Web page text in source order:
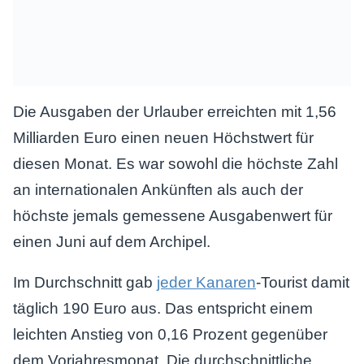
Die Ausgaben der Urlauber erreichten mit 1,56
Milliarden Euro einen neuen Höchstwert für
diesen Monat. Es war sowohl die höchste Zahl
an internationalen Ankünften als auch der
höchste jemals gemessene Ausgabenwert für
einen Juni auf dem Archipel.
Im Durchschnitt gab jeder Kanaren-Tourist damit
täglich 190 Euro aus. Das entspricht einem
leichten Anstieg von 0,16 Prozent gegenüber
dem Vorjahresmonat. Die durchschnittliche